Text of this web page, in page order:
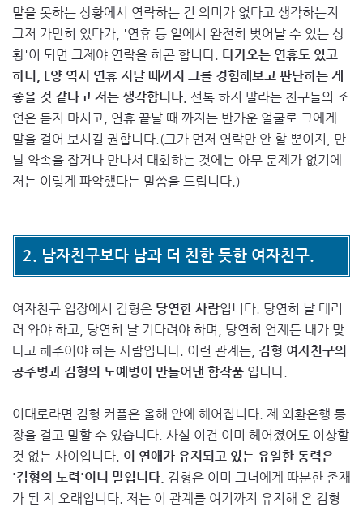
말을 못하는 상황에서 연락하는 건 의미가 없다고 생각하는지
그저 가만히 있다가, '연휴 등 일에서 완전히 벗어날 수 있는 상
황'이 되면 그제야 연락을 하곤 합니다. 다가오는 연휴도 있고
하니, L양 역시 연휴 지날 때까지 그를 경험해보고 판단하는 게
좋을 것 같다고 저는 생각합니다. 선톡 하지 말라는 친구들의 조
언은 듣지 마시고, 연휴 끝날 때 까지는 반가운 얼굴로 그에게
말을 걸어 보시길 권합니다.(그가 먼저 연락만 안 할 뿐이지, 만
날 약속을 잡거나 만나서 대화하는 것에는 아무 문제가 없기에
저는 이렇게 파악했다는 말씀을 드립니다.)
2. 남자친구보다 남과 더 친한 듯한 여자친구.
여자친구 입장에서 김형은 당연한 사람입니다. 당연히 날 데리
러 와야 하고, 당연히 날 기다려야 하며, 당연히 언제든 내가 맞
다고 해주어야 하는 사람입니다. 이런 관계는, 김형 여자친구의
공주병과 김형의 노예병이 만들어낸 합작품 입니다.
이대로라면 김형 커플은 올해 안에 헤어집니다. 제 외환은행 통
장을 걸고 말할 수 있습니다. 사실 이건 이미 헤어졌어도 이상할
것 없는 사이입니다. 이 연애가 유지되고 있는 유일한 동력은
'김형의 노력'이니 말입니다. 김형은 이미 그녀에게 따분한 존재
가 된 지 오래입니다. 저는 이 관계를 여기까지 유지해 온 김형